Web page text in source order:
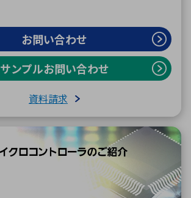
お問い合わせ
サンプルお問い合わせ
資料請求